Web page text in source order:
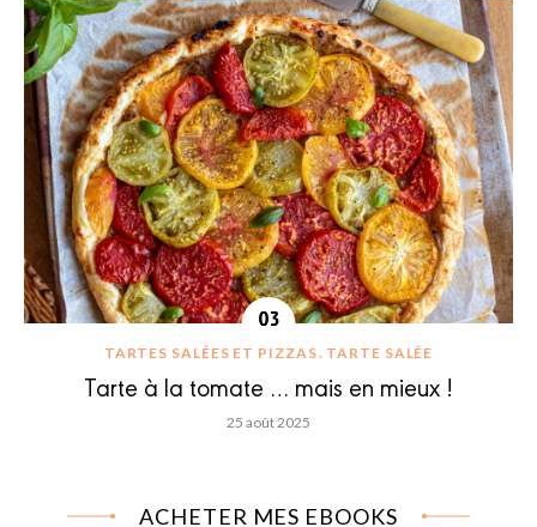
TARTES SALÉES ET PIZZAS TARTE SALÉE
Tarte à la tomate … mais en mieux !
25 août 2025
ACHETER MES EBOOKS